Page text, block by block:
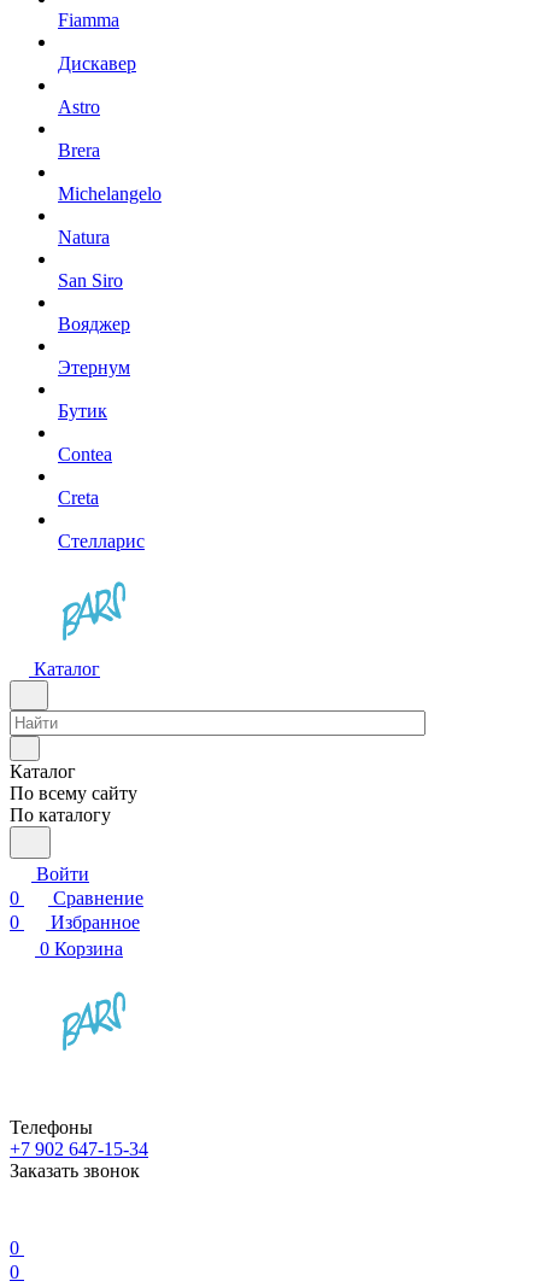
Fiamma
Дискавер
Astro
Brera
Michelangelo
Natura
San Siro
Вояджер
Этернум
Бутик
Contea
Creta
Стелларис
Каталог
Каталог
По всему сайту
По каталогу
Войти
0
Сравнение
0
Избранное
0 Корзина
Телефоны
+7 902 647-15-34
Заказать звонок
0
0